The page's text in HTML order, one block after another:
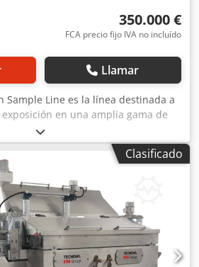
350.000 €
FCA precio fijo IVA no incluído
Llamar
Sample Line es la línea destinada a
en una amplia gama de
Las muestras producidas en la
para usos de marketing y
procesar varios materiales:
y gres porcelánico. Dkjdpfxjxdi
Clasificado